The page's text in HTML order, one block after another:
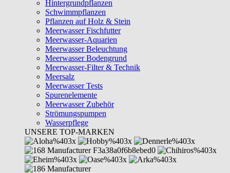
Hintergrundpflanzen
Schwimmpflanzen
Pflanzen auf Holz & Stein
Meerwasser Fischfutter
Meerwasser-Aquarien
Meerwasser Beleuchtung
Meerwasser Bodengrund
Meerwasser-Filter & Technik
Meersalz
Meerwasser Tests
Spurenelemente
Meerwasser Zubehör
Strömungspumpen
Wasserpflege
UNSERE TOP-MARKEN